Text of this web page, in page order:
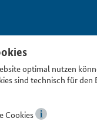
optimal nutzen
sind technisch für
Cookies